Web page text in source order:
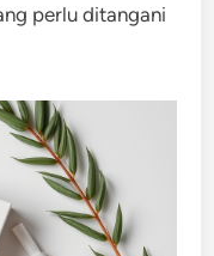
perlu ditangani